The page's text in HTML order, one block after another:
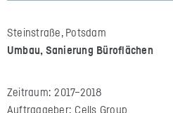
Steinstraße, Potsdam
Umbau, Sanierung Büroflächen
Zeitraum: 2017–2018
Auftraggeber: Cells Group